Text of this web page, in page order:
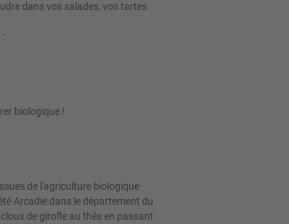
dans vos salades, vos tartes
biologique !
de l'agriculture biologique
Arcadie dans le département du
de girofle au thés en passant